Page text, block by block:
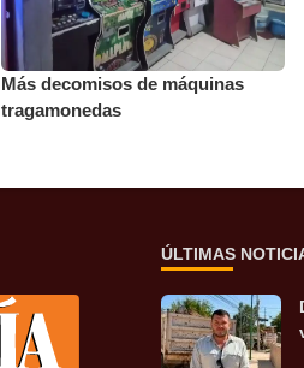
Más decomisos de máquinas
tragamonedas
ÚLTIMAS